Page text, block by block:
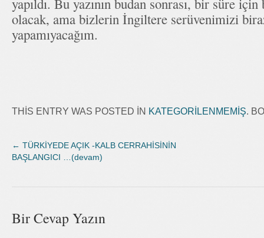
yapıldı. Bu yazının budan sonrası, bir süre
olacak, ama bizlerin İngiltere serüvenimizi
yapamıyacağım.
THIS ENTRY WAS POSTED IN KATEGORILENMEMIŞ.
← TÜRKİYEDE AÇIK -KALB CERRAHİSİNİN
BAŞLANGICI …(devam)
Bir Cevap Yazın